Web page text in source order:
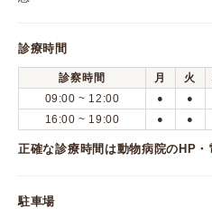
診療時間
診察時間 月 火
09:00 ~ 12:00
● ●
16:00 ~ 19:00 ● ●
正確な診療時間は動物病院のHP・
駐車場